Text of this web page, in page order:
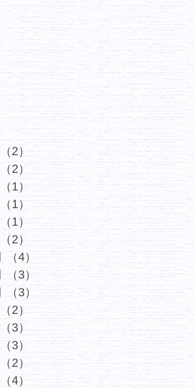
（2）
2件の記事
（2）
（1）
1件の記事
（1） 1件の記事
（1） 1件の記事
（2）
2件の記事
（4）
（3） 3件の記事
（3）
（2） 2件の記事
（3）
3件の記事
（3）
3件の記事
（2）
2件の記事
（4） 4件の記事